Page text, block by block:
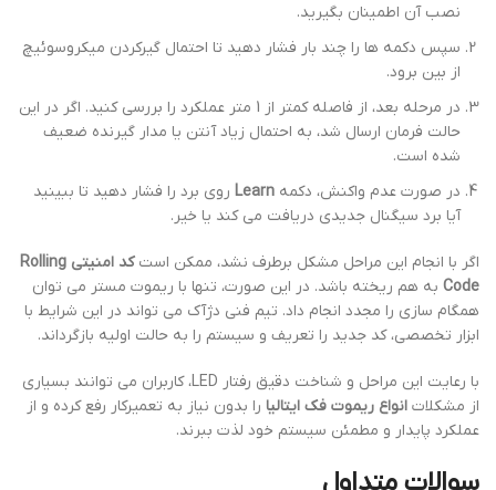
نصب آن اطمینان بگیرید.
سپس دکمه ها را چند بار فشار دهید تا احتمال گیرکردن میکروسوئیچ
از بین برود.
در مرحله بعد، از فاصله کمتر از 1 متر عملکرد را بررسی کنید. اگر در این
حالت فرمان ارسال شد، به احتمال زیاد آنتن یا مدار گیرنده ضعیف
شده است.
در صورت عدم واکنش، دکمه Learn روی برد را فشار دهید تا ببینید
آیا برد سیگنال جدیدی دریافت می کند یا خیر.
اگر با انجام این مراحل مشکل برطرف نشد، ممکن است
کد امنیتی Rolling
Code به هم ریخته باشد. در این صورت، تنها با ریموت مستر می توان
همگام سازی را مجدد انجام داد. تیم فنی دژآک می تواند در این شرایط با
ابزار تخصصی، کد جدید را تعریف و سیستم را به حالت اولیه بازگرداند.
با رعایت این مراحل و شناخت دقیق رفتار LED، کاربران می توانند بسیاری
از مشکلات انواع ریموت فک ایتالیا را بدون نیاز به تعمیرکار رفع کرده و از
عملکرد پایدار و مطمئن سیستم خود لذت ببرند.